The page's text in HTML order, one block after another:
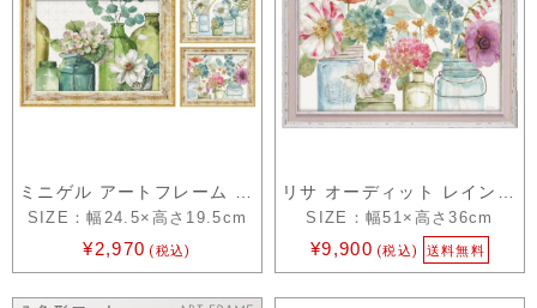
SIZE：幅24.5×高さ19.5cm
¥2,970 (税込)
SIZE：幅51×高さ36cm
¥9,900 (税込) 送料無料